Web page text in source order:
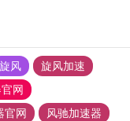
旋风
旋风加速
网
官网
风驰加速器